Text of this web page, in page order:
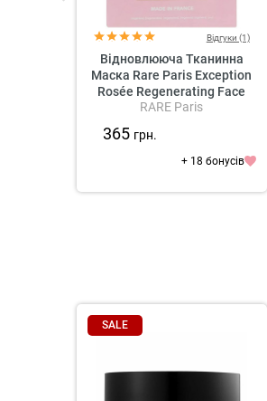
Відгуки (1)
Відновлююча Тканинна
Маска Rare Paris Exception
Rosée Regenerating Face
Mask
RARE Paris
365 грн.
+ 18 бонусів
SALE